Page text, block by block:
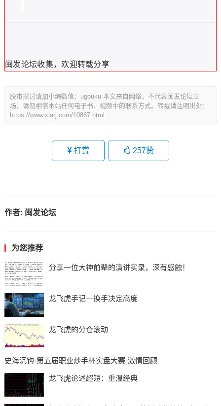
闽发论坛收集，欢迎转载分享
股市探讨请加小编微信：ugouku 本文来自网络，不代表闽发论坛立
场，请勿相信本站任何电子书、视频中的联系方式。转载请注明出处：
https://www.xiarj.com/10867.html
打赏 257赞
作者: 闽发论坛
为您推荐
分享一位大神前辈的演讲实录，深有感触！
龙飞虎手记—换手决定高度
龙飞虎的分仓滚动
史海沉钩-第五届职业炒手杯实盘大赛-激情回顾
龙飞虎论述超短：重温经典